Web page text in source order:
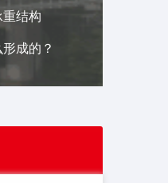
重结构
成的？